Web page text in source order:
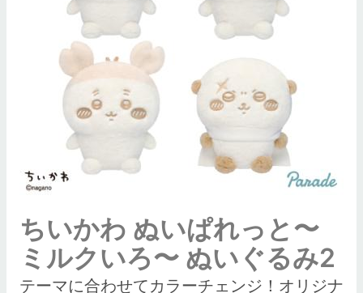
ちいかわ ぬいぱれっと〜
ミルクいろ〜 ぬいぐるみ2
テーマに合わせてカラーチェンジ！オリジナ